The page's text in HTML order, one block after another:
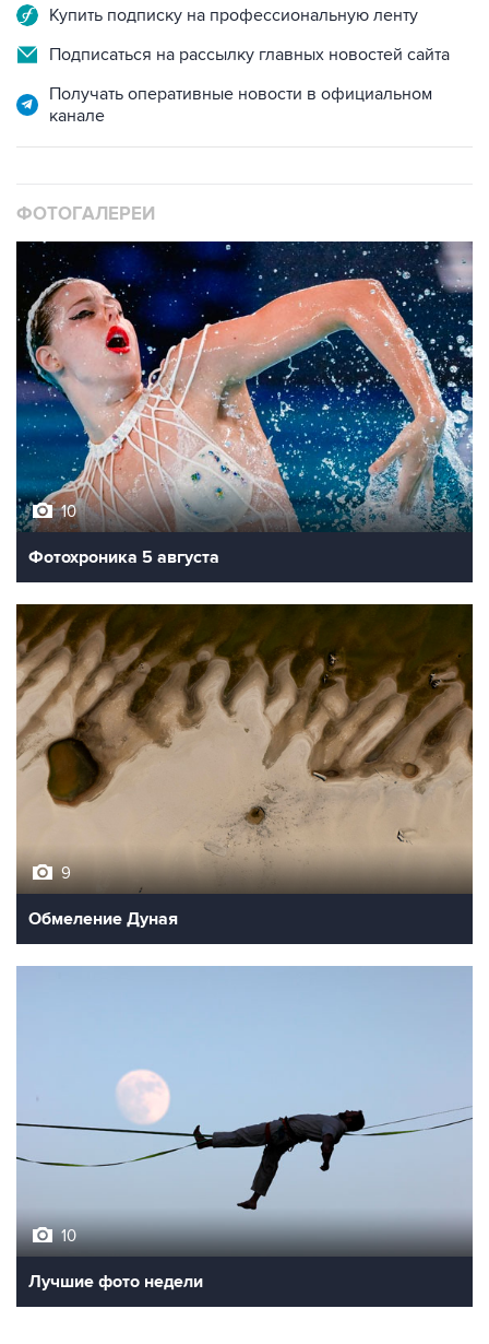
Купить подписку на профессиональную ленту
Подписаться на рассылку главных новостей сайта
Получать оперативные новости в официальном
канале
ФОТОГАЛЕРЕИ
10
Фотохроника 5 августа
9
Обмеление Дуная
10
Лучшие фото недели